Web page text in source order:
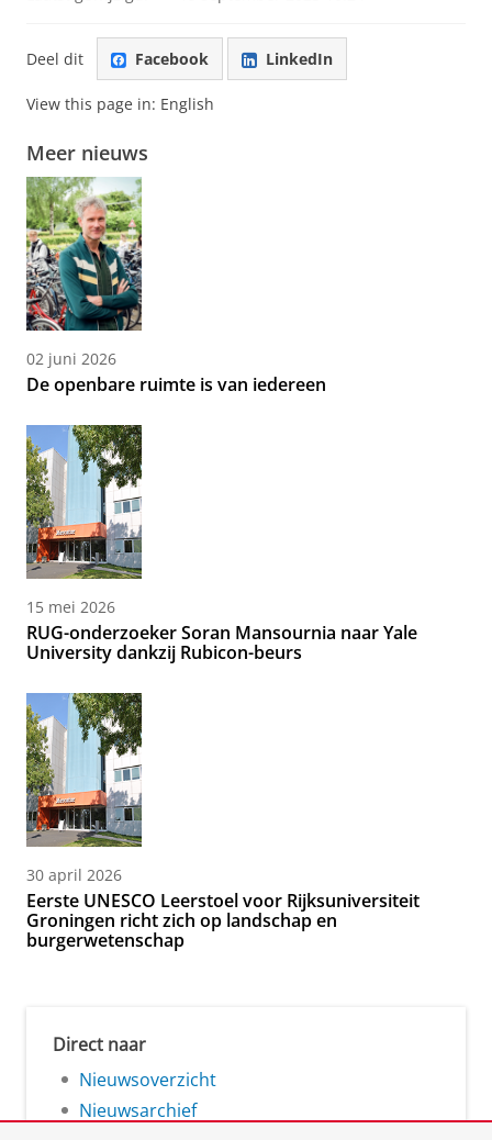
Deel dit Facebook LinkedIn
View this page in: English
Meer nieuws
02 juni 2026
De openbare ruimte is van iedereen
15 mei 2026
RUG-onderzoeker Soran Mansournia naar Yale
University dankzij Rubicon-beurs
30 april 2026
Eerste UNESCO Leerstoel voor Rijksuniversiteit
Groningen richt zich op landschap en
burgerwetenschap
Direct naar
Nieuwsoverzicht
Nieuwsarchief